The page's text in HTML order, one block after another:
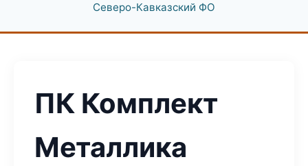
Северо-Кавказский ФО
ПК Комплект
Металлика